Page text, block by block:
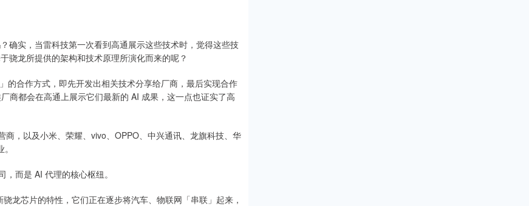
确实，当雷科技第一次看到高通展示这些技术时，觉得这些技
骁龙所提供的架构和技术原理所演化而来的呢？
的合作方式，即先开发出相关技术分享给厂商，最后实现合作
商都会在高通上展示它们最新的 AI 成果，这一点也证实了高
，以及小米、荣耀、vivo、OPPO、中兴通讯、龙旗科技、华
而是 AI 代理的核心枢纽。
龙芯片的特性，它们正在逐步将汽车、物联网「串联」起来，